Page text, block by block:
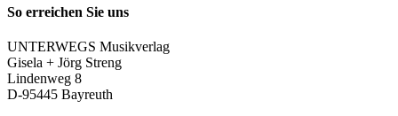
So erreichen Sie uns
UNTERWEGS Musikverlag
Gisela + Jörg Streng
Lindenweg 8
D-95445 Bayreuth